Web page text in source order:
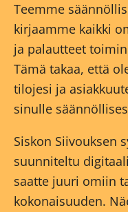
Teemme
kirjaamme kaikki
ja palautteet
Tämä takaa, että
tilojesi ja
sinulle
Siskon Siivouksen
suunniteltu
saatte juuri omiin
kokonaisuuden.